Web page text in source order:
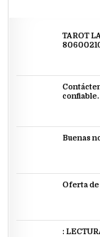
TAROT
confiable.
Buenas
Oferta de
: